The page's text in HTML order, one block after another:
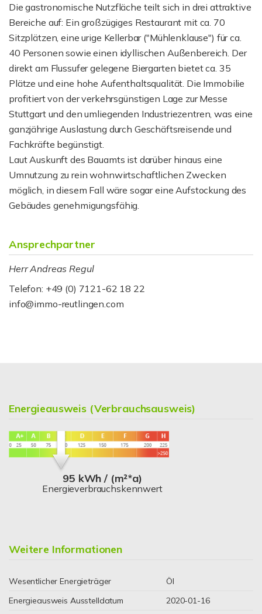
Die gastronomische Nutzfläche teilt sich in drei attraktive
Bereiche auf: Ein großzügiges Restaurant mit ca. 70
Sitzplätzen, eine urige Kellerbar ("Mühlenklause") für ca.
40 Personen sowie einen idyllischen Außenbereich. Der
direkt am Flussufer gelegene Biergarten bietet ca. 35
Plätze und eine hohe Aufenthaltsqualität. Die Immobilie
profitiert von der verkehrsgünstigen Lage zur Messe
Stuttgart und den umliegenden Industriezentren, was eine
ganzjährige Auslastung durch Geschäftsreisende und
Fachkräfte begünstigt.
Laut Auskunft des Bauamts ist darüber hinaus eine
Umnutzung zu rein wohnwirtschaftlichen Zwecken
möglich, in diesem Fall wäre sogar eine Aufstockung des
Gebäudes genehmigungsfähig.
Ansprechpartner
Herr Andreas Regul
Telefon: +49 (0) 7121-62 18 22
info@immo-reutlingen.com
Energieausweis (Verbrauchsausweis)
95 kWh / (m²*a)
Energieverbrauchskennwert
Weitere Informationen
Wesentlicher Energieträger
Öl
Energieausweis Ausstelldatum
2020-01-16